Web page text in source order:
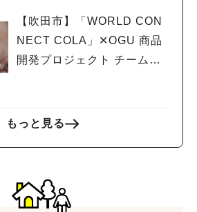
【吹田市】「WORLD CON
NECT COLA」✕OGU 商品
開発プロジェクト チームNE
もっと見る
人気のキーワード